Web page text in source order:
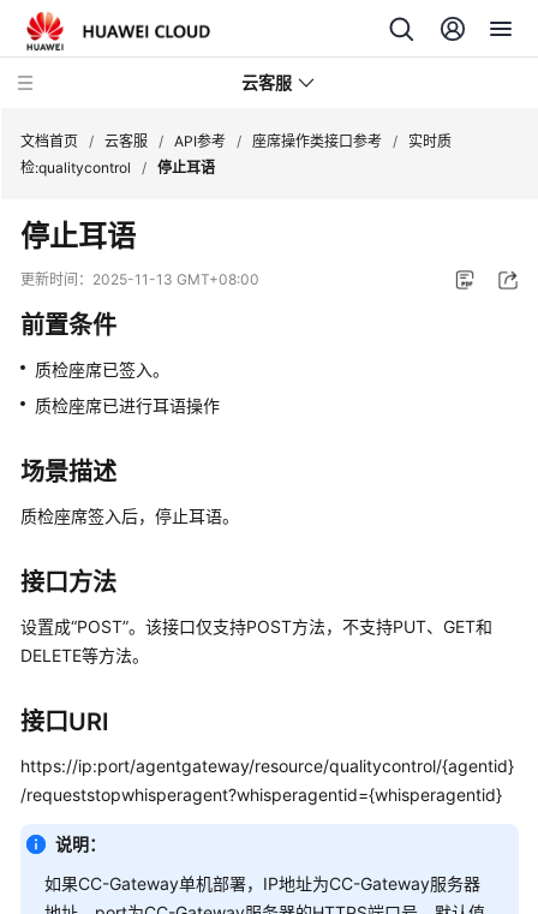
云客服
品
介
速
入
用
户
价
格
发
指
南
API
文档首页 / 云客服 / API参考 / 座席操作类接口参考 / 实时质
检:qualitycontrol
/ 停止耳语
停止耳语
更新时间： 2025-11-13 GMT+08:00
前置条件
质检座席已签入。
质检座席已进行耳语操作
场景描述
质检座席签入后，停止耳语。
接口方法
设置成“POST”。该接口仅支持POST方法，不支持PUT、GET和
DELETE等方法。
接口URI
https://ip:port/agentgateway/resource/qualitycontrol/{agentid}
/requeststopwhisperagent?whisperagentid={whisperagentid}
说明：
如果CC-Gateway单机部署，IP地址为CC-Gateway服务器